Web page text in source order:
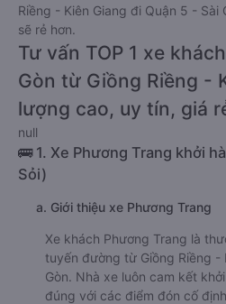
Riềng - Kiên Giang đi Quận 5 -
sẽ rẻ hơn.
Tư vấn TOP 1 xe
Gòn từ Giồng Riềng -
lượng cao, uy tín, giá
null
🚌 1. Xe Phương Trang khởi
Sỏi)
a. Giới thiệu xe Phương Trang
Xe khách Phương Trang là
tuyến đường từ Giồng Riềng -
Gòn. Nhà xe luôn cam kết
đúng với các điểm đón cố